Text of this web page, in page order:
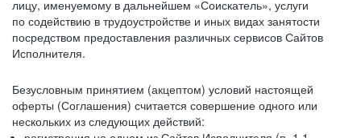
лицу, именуемому в дальнейшем «Соискатель», услуги
по содействию в трудоустройстве и иных видах занятости
посредством предоставления различных сервисов Сайтов
Исполнителя.
Безусловным принятием (акцептом) условий настоящей
оферты (Соглашения) считается совершение одного или
нескольких из следующих действий: